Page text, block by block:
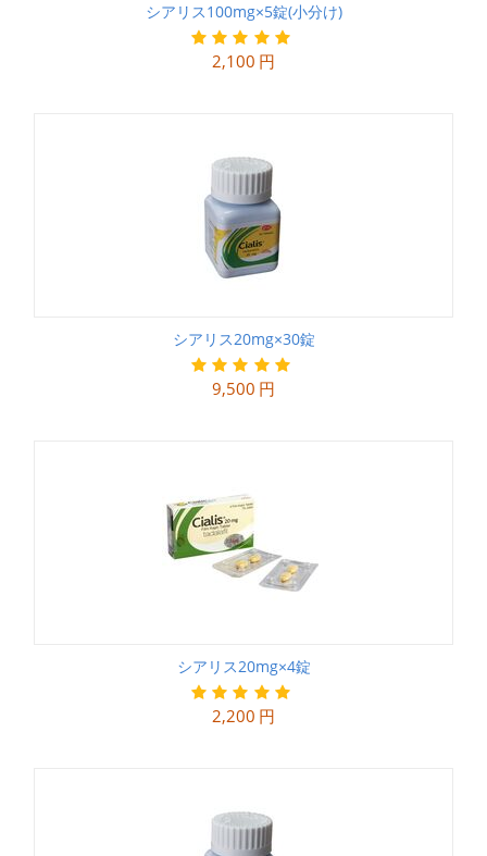
シアリス100mg×5錠(小分け)
2,100 円
シアリス20mg×30錠
9,500 円
シアリス20mg×4錠
2,200 円